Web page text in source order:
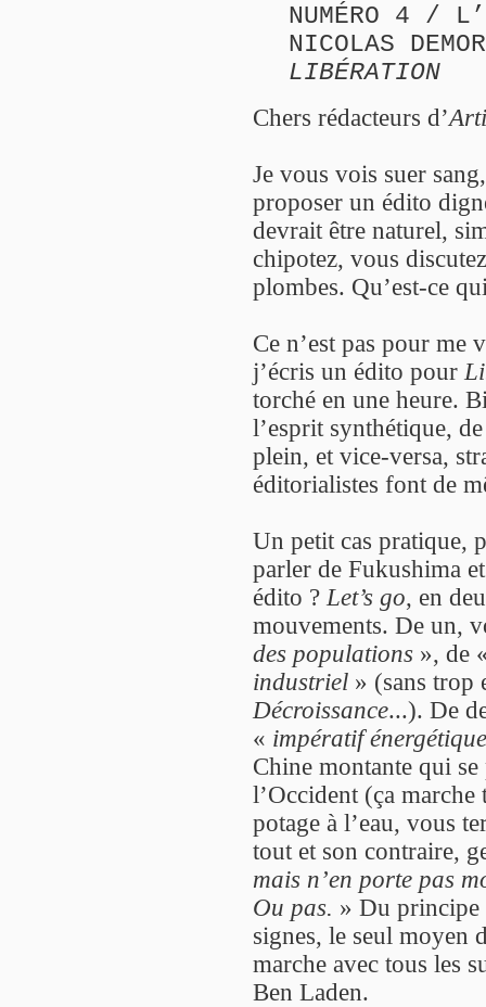
NUMÉRO 4 /
NICOLAS
LIBÉRATION
Chers rédacteurs d’
Je vous vois suer
proposer un édito
devrait être naturel,
chipotez, vous
plombes. Qu’est-ce
Ce n’est pas pour me
j’écris un édito pour
torché en une heure.
l’esprit synthétique,
plein, et vice-versa,
éditorialistes font de
Un petit cas pratique,
parler de Fukushima
édito ? Let’s go, en
mouvements. De un,
des populations », de
industriel » (sans trop
Décroissance...). De
« impératif énergétique
Chine montante qui
l’Occident (ça
potage à l’eau, vous
tout et son contraire,
mais n’en porte pas
Ou pas. » Du principe
signes, le seul moyen
marche avec tous les
Ben Laden.